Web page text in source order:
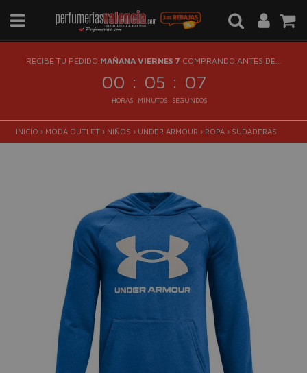
RECIBE TU PEDIDO MAÑANA VIERNES 7 COMPRANDO ANTES DE...
00 : 05 : 06
HORAS MINUTOS SEGUNDOS
INICIO › MODA OUTLET › NIÑOS › UNDER ARMOUR › ROPA › SUDADERAS